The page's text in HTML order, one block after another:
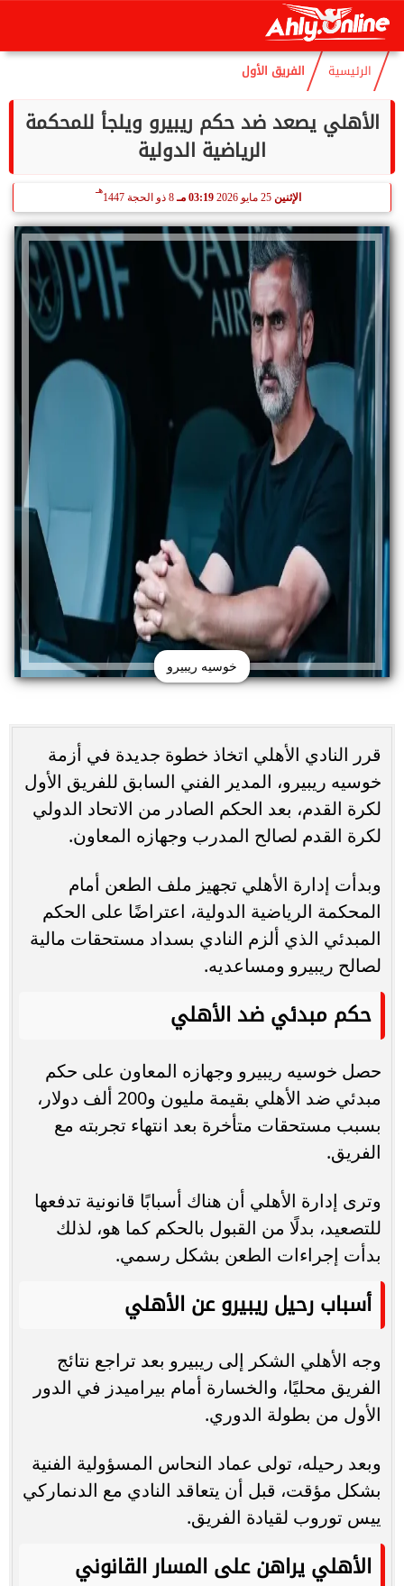
السبت
الرئيسية الفريق الأول
الأهلي يصعد ضد حكم ريبيرو ويلجأ للمحكمة
الرياضية الدولية
الإثنين 03:19 مـ 8 ذو الحجة 1447
هـ
خوسيه ريبيرو
قرر النادي الأهلي اتخاذ خطوة جديدة في أزمة
خوسيه ريبيرو، المدير الفني السابق للفريق الأول
لكرة القدم، بعد الحكم الصادر من الاتحاد الدولي
لكرة القدم لصالح المدرب وجهازه المعاون.
وبدأت إدارة الأهلي تجهيز ملف الطعن أمام
المحكمة الرياضية الدولية، اعتراضًا على الحكم
المبدئي الذي ألزم النادي بسداد مستحقات مالية
لصالح ريبيرو ومساعديه.
حكم مبدئي ضد الأهلي
حصل خوسيه ريبيرو وجهازه المعاون على حكم
مبدئي ضد الأهلي بقيمة مليون و200 ألف دولار،
بسبب مستحقات متأخرة بعد انتهاء تجربته مع
الفريق.
وترى إدارة الأهلي أن هناك أسبابًا قانونية تدفعها
للتصعيد، بدلًا من القبول بالحكم كما هو، لذلك
بدأت إجراءات الطعن بشكل رسمي.
أسباب رحيل ريبيرو عن الأهلي
وجه الأهلي الشكر إلى ريبيرو بعد تراجع نتائج
الفريق محليًا، والخسارة أمام بيراميدز في الدور
الأول من بطولة الدوري.
وبعد رحيله، تولى عماد النحاس المسؤولية الفنية
بشكل مؤقت، قبل أن يتعاقد النادي مع الدنماركي
ييس توروب لقيادة الفريق.
الأهلي يراهن على المسار القانوني